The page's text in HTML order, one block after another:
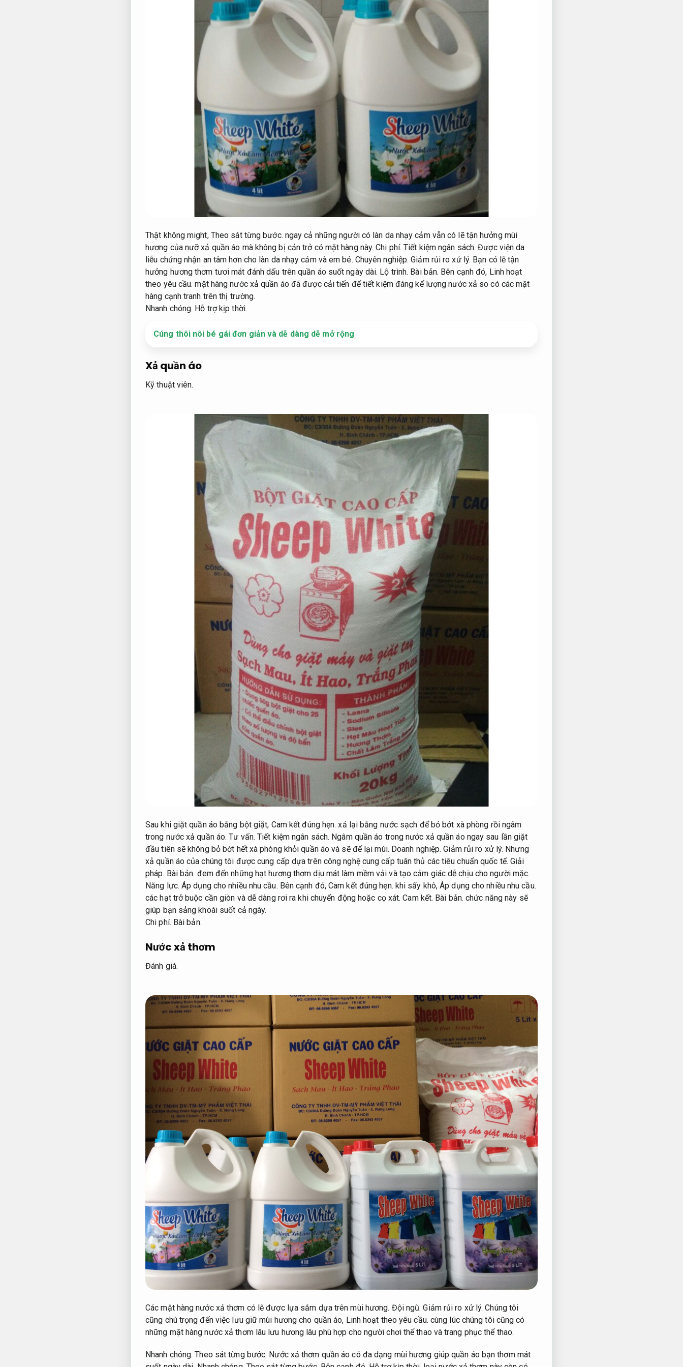
Thật không might, Theo sát từng bước. ngay cả những người có làn da nhạy cảm vẫn có lẽ tận hưởng mùi
hương của nưỡ xả quần áo mà không bị cản trở có mặt hàng này.Chi phí. Tiết kiệm ngân sách. Được viện da
liễu chứng nhận an tâm hơn cho làn da nhạy cảm và em bé. Chuyên nghiệp. Giảm rủi ro xử lý. Bạn có lẽ tận
hưởng hương thơm tươi mát đánh dấu trên quần áo suốt ngày dài. Lộ trình. Bài bản. Bên cạnh đó, Linh hoạt
theo yêu cầu. mặt hàng nước xả quần áo đã được cải tiến để tiết kiệm đáng kể lượng nước xả so có các mặt
hàng cạnh tranh trên thị trường.
Nhanh chóng. Hỗ trợ kịp thời.
Cúng thôi nôi bé gái đơn giản và dễ dàng dễ mở rộng
Xả quần áo
Kỹ thuật viên.
Sau khi giặt quần áo bằng bột giặt, Cam kết đúng hẹn. xả lại bằng nước sạch để bỏ bớt xà phòng rồi ngâm
trong nước xả quần áo.Tư vấn. Tiết kiệm ngân sách. Ngâm quần áo trong nước xả quần áo ngay sau lần giặt
đầu tiên sẽ không bỏ bớt hết xà phòng khỏi quần áo và sẽ để lại mùi. Doanh nghiệp. Giảm rủi ro xử lý. Nhưng
xả quần áo của chúng tôi được cung cấp dựa trên công nghệ cung cấp tuân thủ các tiêu chuẩn quốc tế. Giải
pháp. Bài bản. đem đến những hạt hương thơm dịu mát làm mềm vải và tạo cảm giác dễ chịu cho người mặc.
Năng lực. Áp dụng cho nhiều nhu cầu. Bên cạnh đó,Cam kết đúng hẹn. khi sấy khô,Áp dụng cho nhiều nhu cầu.
các hạt trở buộc cần giòn và dễ dàng rơi ra khi chuyển động hoặc cọ xát.Cam kết. Bài bản. chức năng này sẽ
giúp bạn sảng khoái suốt cả ngày.
Chi phí. Bài bản.
Nước xả thơm
Đánh giá.
Các mặt hàng nước xả thơm có lẽ được lựa sắm dựa trên mùi hương. Đội ngũ. Giảm rủi ro xử lý. Chúng tôi
cũng chú trọng đến việc lưu giữ mùi hương cho quần áo, Linh hoạt theo yêu cầu. cùng lúc chúng tôi cũng có
những mặt hàng nước xả thơm lâu lưu hương lâu phù hợp cho người chơi thể thao và trang phục thể thao.
Nhanh chóng. Theo sát từng bước. Nước xả thơm quần áo có đa dạng mùi hương giúp quần áo bạn thơm mát